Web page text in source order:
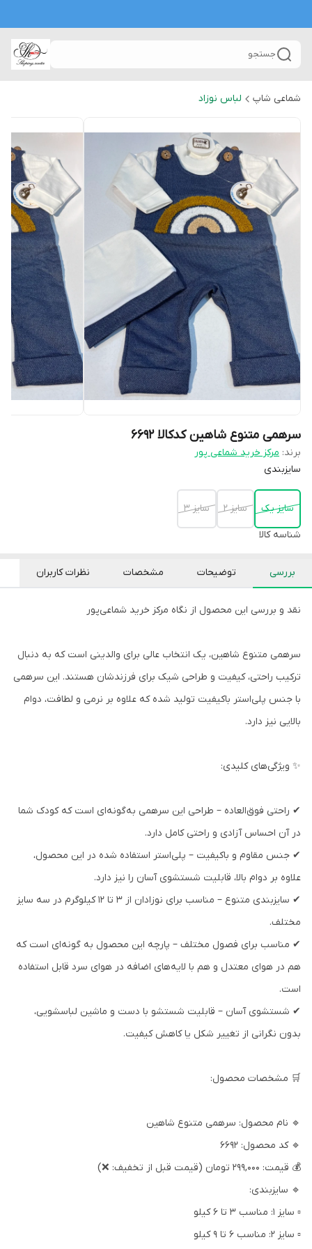
جستجو
شماعی شاپ لباس نوزاد
سرهمی متنوع شاهین کدکالا ۶۶۹۲
برند: مرکز خرید شماعی پور
سایزبندی
سایز یک سایز ۲
سایز ۳
شناسه کالا
بررسی توضیحات مشخصات نظرات کاربران
نقد و بررسی این محصول از نگاه مرکز خرید شماعی‌پور
سرهمی متنوع شاهین، یک انتخاب عالی برای والدینی است که به دنبال
ترکیب راحتی، کیفیت و طراحی شیک برای فرزندشان هستند. این سرهمی
با جنس پلی‌استر باکیفیت تولید شده که علاوه بر نرمی و لطافت، دوام
بالایی نیز دارد.
✨ ویژگی‌های کلیدی:
✔ راحتی فوق‌العاده – طراحی این سرهمی به‌گونه‌ای است که کودک شما
در آن احساس آزادی و راحتی کامل دارد.
✔ جنس مقاوم و باکیفیت – پلی‌استر استفاده شده در این محصول،
علاوه بر دوام بالا، قابلیت شستشوی آسان را نیز دارد.
✔ سایزبندی متنوع – مناسب برای نوزادان از ۳ تا ۱۲ کیلوگرم در سه سایز
مختلف.
✔ مناسب برای فصول مختلف – پارچه این محصول به گونه‌ای است که
هم در هوای معتدل و هم با لایه‌های اضافه در هوای سرد قابل استفاده
است.
✔ شستشوی آسان – قابلیت شستشو با دست و ماشین لباسشویی،
بدون نگرانی از تغییر شکل یا کاهش کیفیت.
🛒 مشخصات محصول:
🔹 نام محصول: سرهمی متنوع شاهین
🔹 کد محصول: ۶۶۹۲
💰 قیمت: ۲۹۹,۰۰۰ تومان (قیمت قبل از تخفیف: ❌)
🔹 سایزبندی:
▫️ سایز ۱: مناسب ۳ تا ۶ کیلو
▫️ سایز ۲: مناسب ۶ تا ۹ کیلو